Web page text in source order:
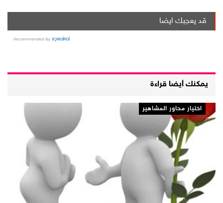
قد يعجبك ايضا
يمكنك أيضا قراءة
اختيار محاور المشاهير